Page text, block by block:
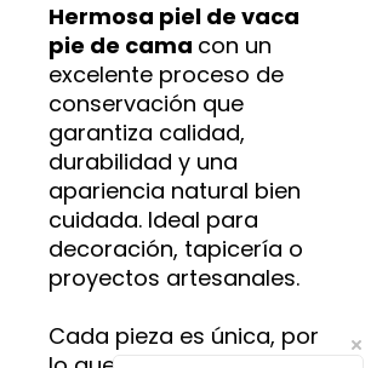
Hermosa piel de vaca
pie de cama con un
excelente proceso de
conservación que
garantiza calidad,
durabilidad y una
apariencia natural bien
cuidada. Ideal para
decoración, tapicería o
proyectos artesanales.
Cada pieza es única, por